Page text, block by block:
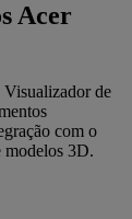
Acer
Visualizador de
com o
modelos 3D.